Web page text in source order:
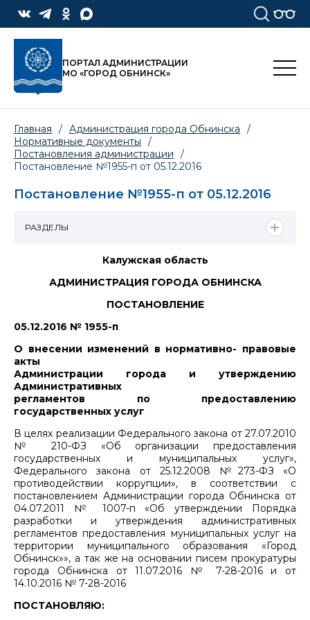
ПОРТАЛ АДМИНИСТРАЦИИ
МО «ГОРОД ОБНИНСК»
Главная / Администрация города Обнинска
/
Нормативные документы
/
Постановления администрации
/
Постановление №1955-п от 05.12.2016
Постановление №1955-п от 05.12.2016
Калужская область
АДМИНИСТРАЦИЯ ГОРОДА ОБНИНСКА
ПОСТАНОВЛЕНИЕ
05.12.2016 № 1955-п
О внесении изменений в нормативно- правовые
акты
Администрации города и утверждению
Административных
регламентов по предоставлению
государственных услуг
В целях реализации Федерального закона от 27.07.2010
№ 210-ФЗ «Об организации предоставления
государственных и муниципальных услуг»,
Федерального закона от 25.12.2008 №273-ФЗ «О
противодействии коррупции», в соответствии с
постановлением Администрации города Обнинска от
04.07.2011 № 1007-п «Об утверждении Порядка
разработки и утверждения административных
регламентов предоставления муниципальных услуг на
территории муниципального образования «Город
Обнинск»», а так же на основании писем прокуратуры
города Обнинска от 11.07.2016 № 7-28-2016 и от
14.10.2016 № 7-28-2016
ПОСТАНОВЛЯЮ:
РАЗДЕЛЫ